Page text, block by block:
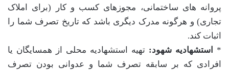
پروانه های ساختمانی، مجوزهای کسب و کار (برای املاک
تجاری) و هرگونه مدرک دیگری باشد که تاریخ تصرف شما را
اثبات کند.
*
استشهادیه شهود: تهیه استشهادیه محلی از همسایگان یا
افرادی که بر سابقه تصرف شما و عدوانی بودن تصرف